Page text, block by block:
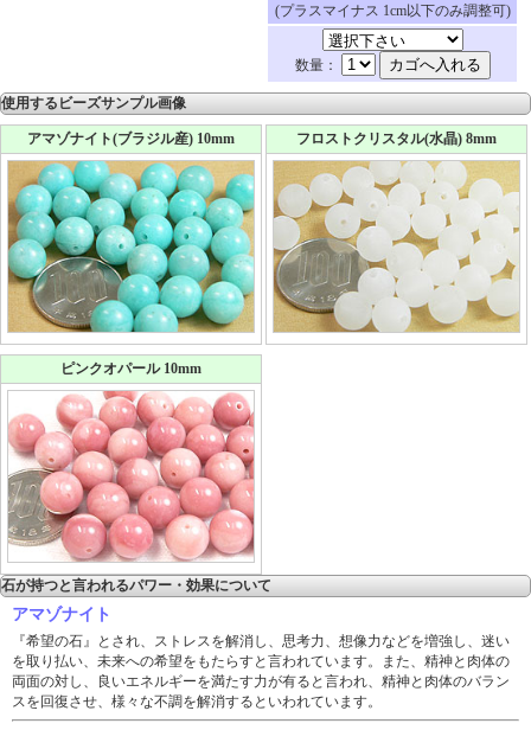
(プラスマイナス 1cm以下のみ調整可)
数量：
使用するビーズサンプル画像
アマゾナイト(ブラジル産) 10mm フロストクリスタル(水晶) 8mm
ピンクオパール 10mm
石が持つと言われるパワー・効果について
アマゾナイト
『希望の石』とされ、ストレスを解消し、思考力、想像力などを増強し、迷い
を取り払い、未来への希望をもたらすと言われています。また、精神と肉体の
両面の対し、良いエネルギーを満たす力が有ると言われ、精神と肉体のバラン
スを回復させ、様々な不調を解消するといわれています。